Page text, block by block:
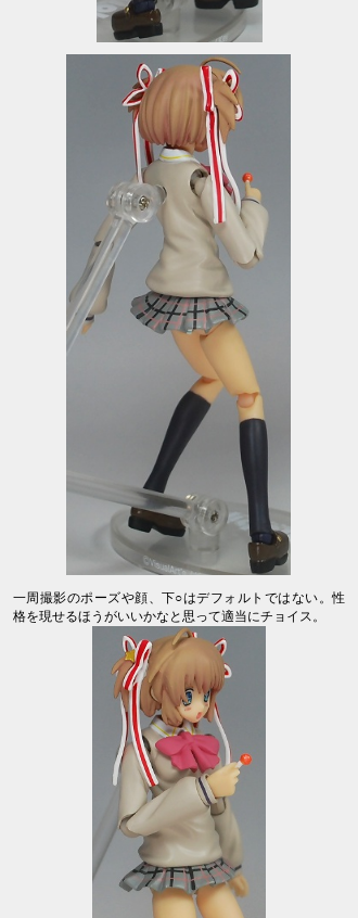
一周撮影のポーズや顔、下○はデフォルトではない。性
格を現せるほうがいいかなと思って適当にチョイス。